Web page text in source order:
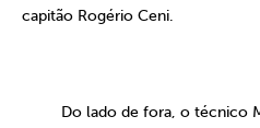
capitão Rogério Ceni.
Do lado de fora, o técnico